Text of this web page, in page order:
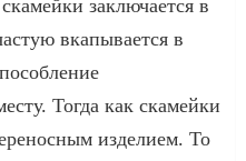
заключается в
вкапывается в
Тогда как скамейки
изделием. То